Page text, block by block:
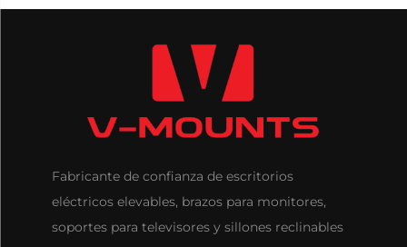
Fabricante de confianza de escritorios
eléctricos elevables, brazos para monitores,
soportes para televisores y sillones reclinables